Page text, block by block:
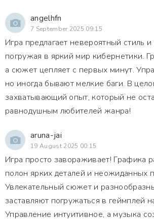
angelhfn
7 September 2025 09:15
Игра предлагает невероятный стиль
погружая в яркий мир кибернетики.
а сюжет цепляет с первых минут.
но иногда бывают мелкие баги. В
захватывающий опыт, который не
равнодушным любителей жанра!
aruna-jai
19 August 2025 00:15
Игра просто завораживает! Графика
полон ярких деталей и неожиданных
Увлекательный сюжет и
заставляют погружаться в геймплей
Управление интуитивное, а музыка